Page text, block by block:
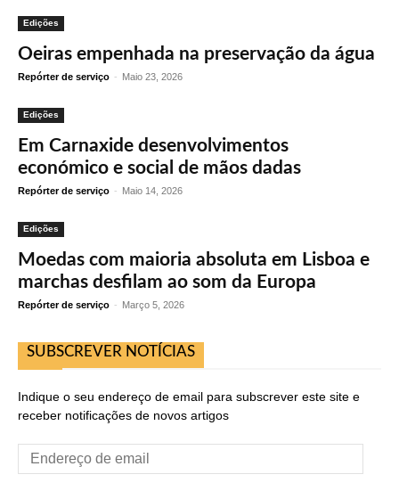
Edições
Oeiras empenhada na preservação da água
Repórter de serviço - Maio 23, 2026
Edições
Em Carnaxide desenvolvimentos
económico e social de mãos dadas
Repórter de serviço - Maio 14, 2026
Edições
Moedas com maioria absoluta em Lisboa e
marchas desfilam ao som da Europa
Repórter de serviço - Março 5, 2026
SUBSCREVER NOTÍCIAS
Indique o seu endereço de email para subscrever este site e
receber notificações de novos artigos
Endereço
de